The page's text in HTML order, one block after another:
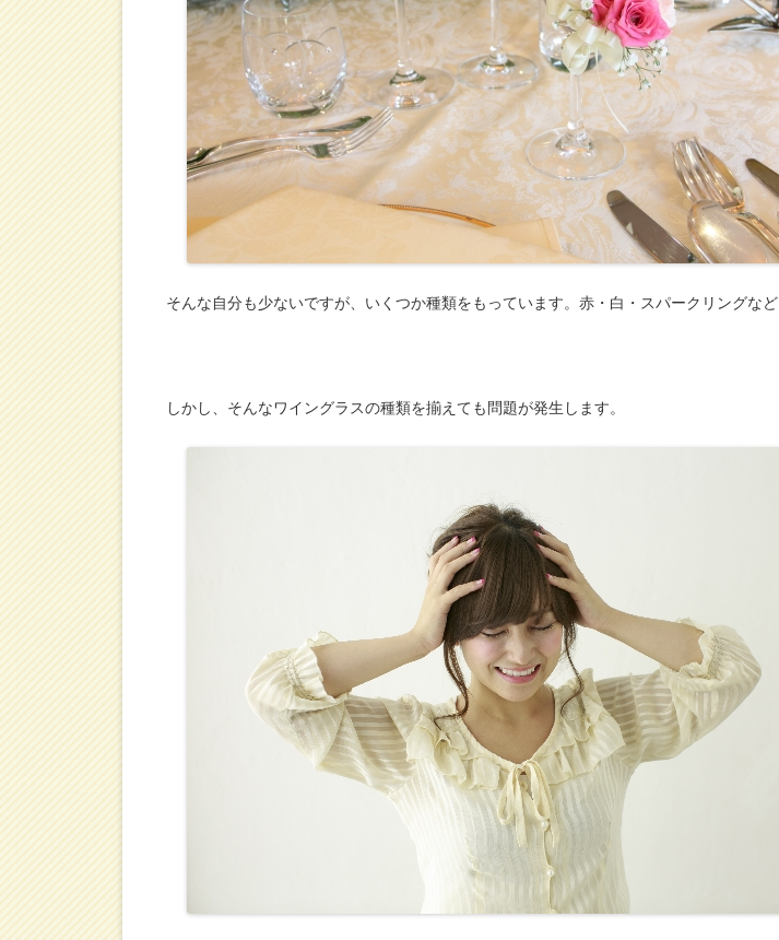
そんな自分も少ないですが、いくつか種類をもっています。赤・白・スパークリングなど
しかし、そんなワイングラスの種類を揃えても問題が発生します。